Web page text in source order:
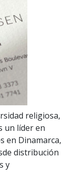
religiosa,
un líder en
en Dinamarca,
distribución
y